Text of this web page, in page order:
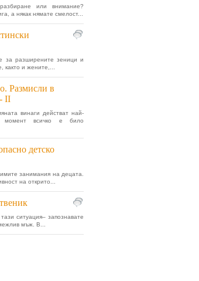
или внимание?
а някак нямате смелост...
за разширените зеници и
и жените,...
Размисли в
II
винаги действат най-
момент всичко е било
детско
занимания на децата.
на открито...
ситуация– запознавате
мъж. В...